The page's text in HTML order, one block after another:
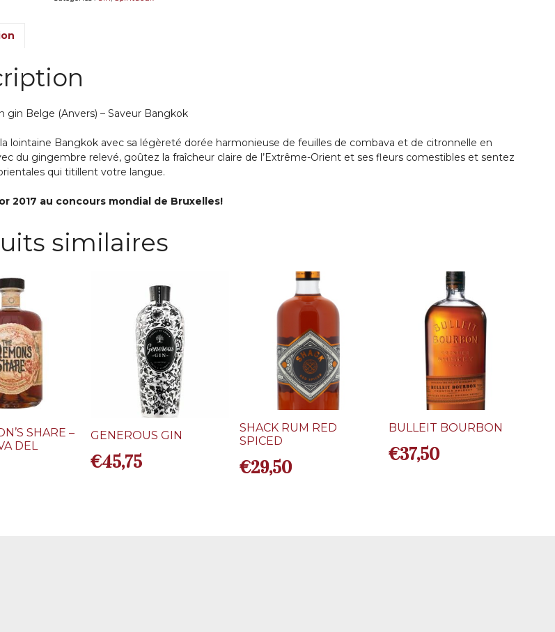
gin Belge (Anvers) – Saveur Bangkok
lointaine Bangkok avec sa légèreté dorée harmonieuse de feuilles de combava et de citronnelle en
du gingembre relevé, goûtez la fraîcheur claire de l’Extrême-Orient et ses fleurs comestibles et sentez
qui titillent votre langue.
2017 au concours mondial de Bruxelles!
similaires
SHARE –
DEL
GENEROUS GIN
€45,75
SHACK RUM RED
SPICED
€29,50
BULLEIT BOURBON
€37,50